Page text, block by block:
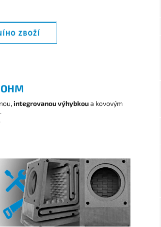
integrovanou výhybkoua kovovým